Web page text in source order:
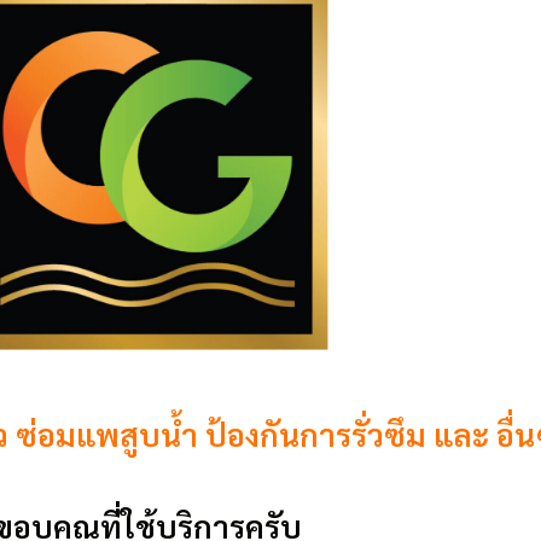
ซ่อมแพสูบน้ำ ป้องกันการรั่วซึม และ อื่
อบคุณที่ใช้บริการครับ